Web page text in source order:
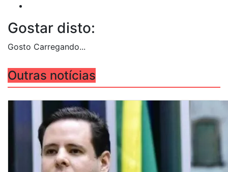
Gostar disto:
Gosto Carregando...
Outras notícias